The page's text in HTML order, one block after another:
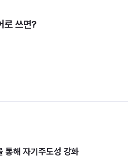
로 쓰면?
통해 자기주도성 강화